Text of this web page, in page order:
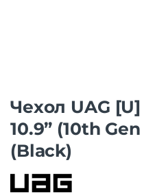
Чехол UAG
10.9” (10th
(Black)